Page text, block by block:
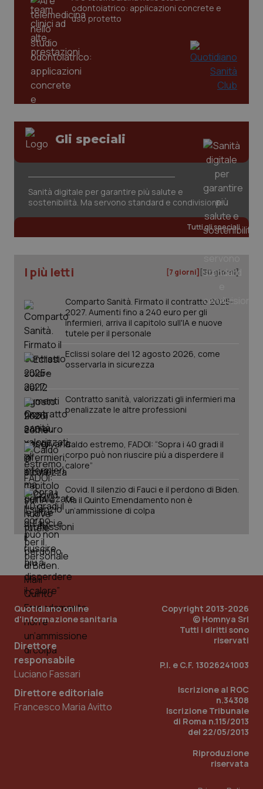
odontoiatrico: applicazioni concrete e
uso protetto
Gli speciali
Sanità digitale per garantire più salute e
sostenibilità. Ma servono standard e condivisione
Tutti gli speciali
I più letti [7 giorni] [30 giorni]
Comparto Sanità. Firmato il contratto 2025-
2027. Aumenti fino a 240 euro per gli
infermieri, arriva il capitolo sull'IA e nuove
tutele per il personale
Eclissi solare del 12 agosto 2026, come
osservarla in sicurezza
Contratto sanità, valorizzati gli infermieri ma
penalizzate le altre professioni
Caldo estremo, FADOI: “Sopra i 40 gradi il
corpo può non riuscire più a disperdere il
calore”
Covid. Il silenzio di Fauci e il perdono di Biden.
Ma il Quinto Emendamento non è
un’ammissione di colpa
Quotidiano online
d'informazione sanitaria
Direttore
responsabile
Luciano Fassari
Direttore editoriale
Francesco Maria Avitto
Copyright 2013-2026
© Homnya Srl
Tutti i diritti sono
riservati
P.I. e C.F. 13026241003
Iscrizione al ROC
n.34308
Iscrizione Tribunale
di Roma n.115/2013
del 22/05/2013
Riproduzione
riservata
www.quotidianosanita.it
tracking-sites-ironfish-
www.quotidianosanita.it
tracking-sites-ironfish-
session-id
_ga
Google LLC
PHPSESSID
PHP.net
www.quotidianosanita.it